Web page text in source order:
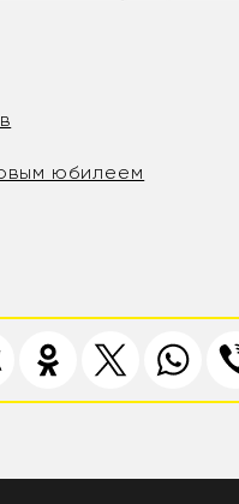
юбилеем